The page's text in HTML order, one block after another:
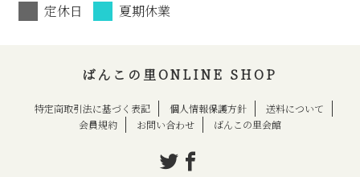
定休日 夏期休業
ばんこの里ONLINE SHOP
特定商取引法に基づく表記 個人情報保護方針
送料について
会員規約
お問い合わせ ばんこの里会館